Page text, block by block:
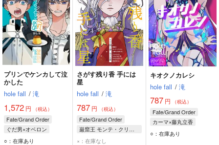
プリンでケンカして泣
かした
hole fall / 滝
1,572 円 （税込）
Fate/Grand Order
ぐだ男×オベロン
藤丸立香
○：在庫あり
さがす残り香 手には
星
hole fall / 滝
787 円 （税込）
Fate/Grand Order
巌窟王 モンテ・クリスト
藤丸立香
×：在庫なし
キオクノカレシ
hole fall / 滝
787円 （税込）
Fate/Grand Order
カーマ×藤丸立香
カーマ
藤丸立香
○：在庫あり